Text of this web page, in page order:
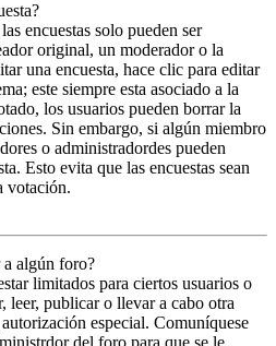
encuestas solo pueden ser
original, un moderador o la
una encuesta, hace clic para editar
este siempre esta asociado a la
los usuarios pueden borrar la
Sin embargo, si algún miembro
o administradordes pueden
Esto evita que las encuestas sean
votación.
a algún foro?
limitados para ciertos usuarios o
leer, publicar o llevar a cabo otra
especial. Comuníquese